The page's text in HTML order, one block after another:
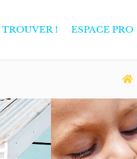
! ESPACE PRO